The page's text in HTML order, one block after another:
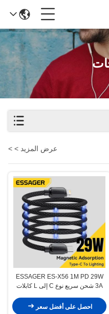
عرض المزيد > >
ESSAGER ES-X56 1M PD 29W
3A شحن سريع نوع C إلى L كابلات
احصل على أفضل سعر